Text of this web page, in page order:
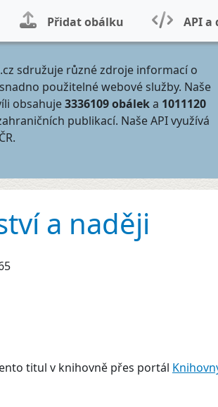
Přidat obálku API a
sdružuje různé zdroje informací o
použitelné webové služby. Naše
obsahuje3336109 obáleka 1011120
publikací. Naše API využívá
a naději
titul v knihovně přes portál